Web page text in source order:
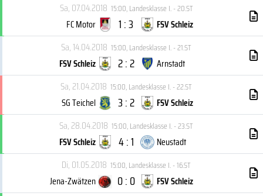
Sa, 07.04.2018 15:00,Landesklasse I. - 20.ST
FC Motor 1 : 3
FSV Schleiz
Sa, 14.04.2018 15:00,Landesklasse I. - 21.ST
FSV Schleiz 2 : 2
Arnstadt
Sa, 21.04.2018 15:00,Landesklasse I. - 22.ST
SG Teichel 3 : 2
FSV Schleiz
Sa, 28.04.2018 15:00,Landesklasse I. - 23.ST
FSV Schleiz 4 : 1
Neustadt
Di, 01.05.2018 15:00,Landesklasse I. - 16.ST
Jena-Zwätzen 0 : 0
FSV Schleiz